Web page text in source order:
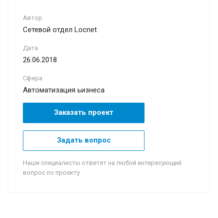
Автор
Сетевой отдел Locnet
Дата
26.06.2018
Сфера
Автоматизация ьизнеса
Заказать проект
Задать вопрос
Наши специалисты ответят на любой интересующий
вопрос по проекту